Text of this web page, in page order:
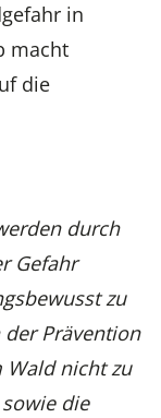
in
macht
die
durch
Gefahr
zu
Prävention
Wald nicht zu
die